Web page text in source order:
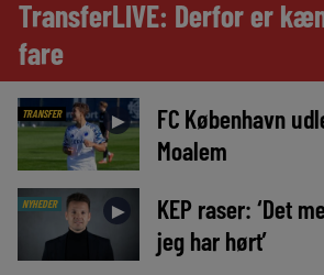
TransferLIVE: Derfor er
fare
TRANSFER ►
FC København
Moalem
NYHEDER ►
KEP raser: ‘Det
jeg har hørt’